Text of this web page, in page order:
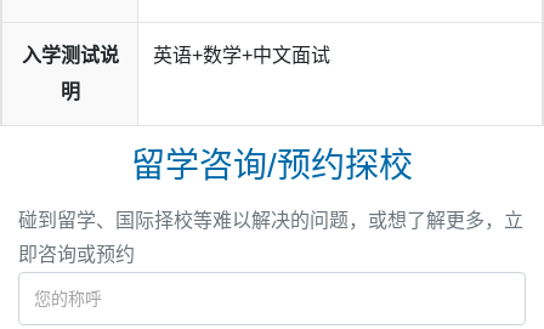
入学测试说
明
英语+数学+中文面试
留学咨询/预约探校
碰到留学、国际择校等难以解决的问题，或想了解更多，立
即咨询或预约